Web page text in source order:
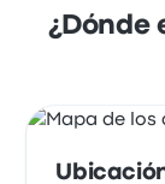
Revisa la
autobús
¿Dónde